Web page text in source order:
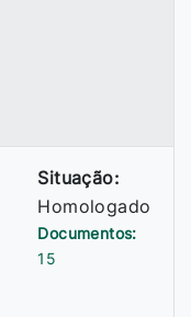
Situação:
Homologado
Documentos:
15